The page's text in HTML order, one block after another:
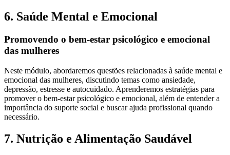
6. Saúde Mental e Emocional
Promovendo o bem-estar psicológico e emocional
das mulheres
Neste módulo, abordaremos questões relacionadas à saúde mental e
emocional das mulheres, discutindo temas como ansiedade,
depressão, estresse e autocuidado. Aprenderemos estratégias para
promover o bem-estar psicológico e emocional, além de entender a
importância do suporte social e buscar ajuda profissional quando
necessário.
7. Nutrição e Alimentação Saudável